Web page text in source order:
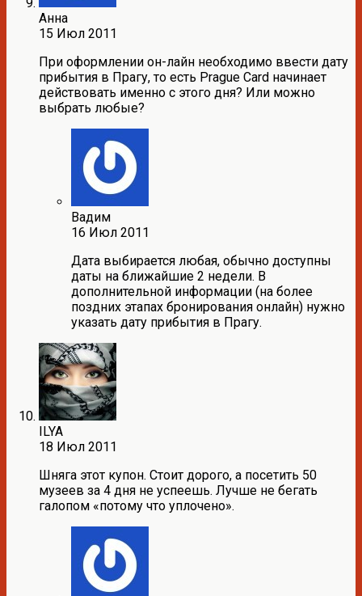
Анна
15 Июл 2011
При оформлении он-лайн необходимо ввести дату
прибытия в Прагу, то есть Prague Card начинает
действовать именно с этого дня? Или можно
выбрать любые?
Вадим
16 Июл 2011
Дата выбирается любая, обычно доступны
даты на ближайшие 2 недели. В
дополнительной информации (на более
поздних этапах бронирования онлайн) нужно
указать дату прибытия в Прагу.
ILYA
18 Июл 2011
Шняга этот купон. Стоит дорого, а посетить 50
музеев за 4 дня не успеешь. Лучше не бегать
галопом «потому что уплочено».